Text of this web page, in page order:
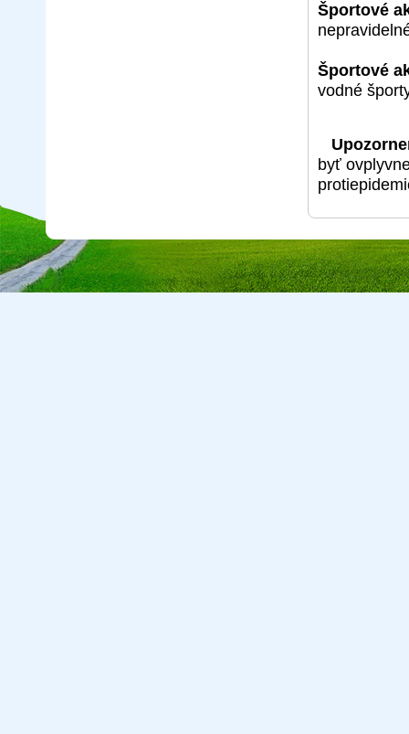
Športové
Športové
vodné
byť
Copyright © 2026 CA Cepreka s.r.o., tel: 032-7710416, e-mail: